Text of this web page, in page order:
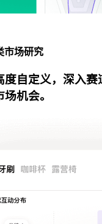
市场研究
度自定义，深入赛
机会。